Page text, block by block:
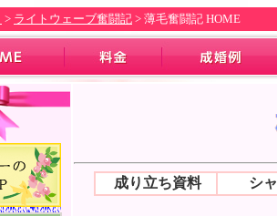
> ライトウェーブ奮闘記 > 薄毛奮闘記 HOME
成り立ち資料 シ